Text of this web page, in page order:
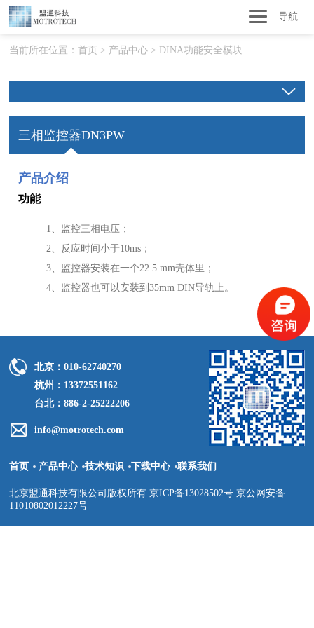
导航
当前所在位置：首页 > 产品中心 > DINA功能安全模块
三相监控器DN3PW
产品介绍
功能
1、监控三相电压；
2、反应时间小于10ms；
3、监控器安装在一个22.5 mm壳体里；
4、监控器也可以安装到35mm DIN导轨上。
北京：010-62740270
杭州：13372551162
台北：886-2-25222206
info@motrotech.com
首页 产品中心 技术知识 下载中心 联系我们
北京盟通科技有限公司版权所有 京ICP备13028502号 京公网安备
11010802012227号